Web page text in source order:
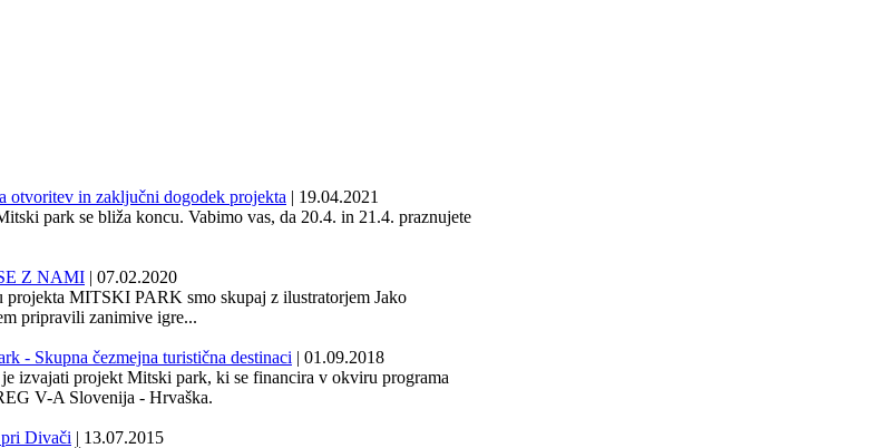
otvoritev in zaključni dogodek projekta | 19.04.2021
park se bliža koncu. Vabimo vas, da 20.4. in 21.4. praznujete
Z NAMI | 07.02.2020
MITSKI PARK smo skupaj z ilustratorjem Jako
pripravili zanimive igre...
- Skupna čezmejna turistična destinaci | 01.09.2018
je izvajati projekt Mitski park, ki se financira v okviru programa
V-A Slovenija - Hrvaška.
Divači | 13.07.2015